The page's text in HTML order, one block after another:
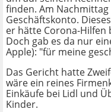
finden. Am
Geschäftskonto.
er hätte Corona-Hilfen
Doch gab es da nur
Apple): "für meine
Das Gericht hatte
wäre ein reines
Einkäufe bei Lidl und
Kinder.